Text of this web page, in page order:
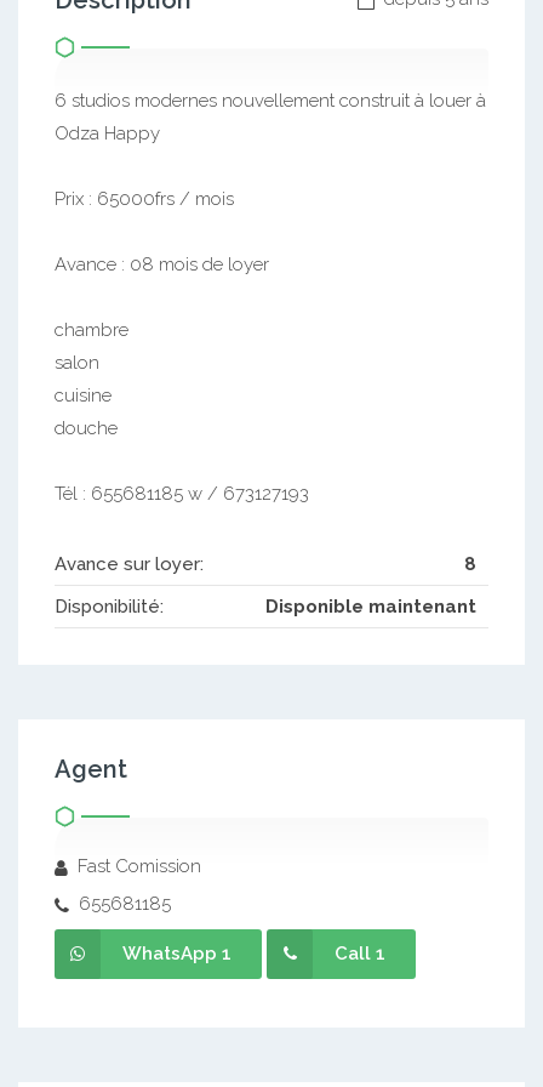
6 studios modernes nouvellement construit à louer à
Odza Happy
Prix : 65000frs / mois
Avance : 08 mois de loyer
chambre
salon
cuisine
douche
Tél : 655681185 w / 673127193
Avance sur loyer:
8
Disponibilité:
Disponible maintenant
Agent
Fast Comission
655681185
WhatsApp 1 Call 1